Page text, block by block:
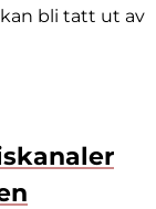
bli tatt ut av